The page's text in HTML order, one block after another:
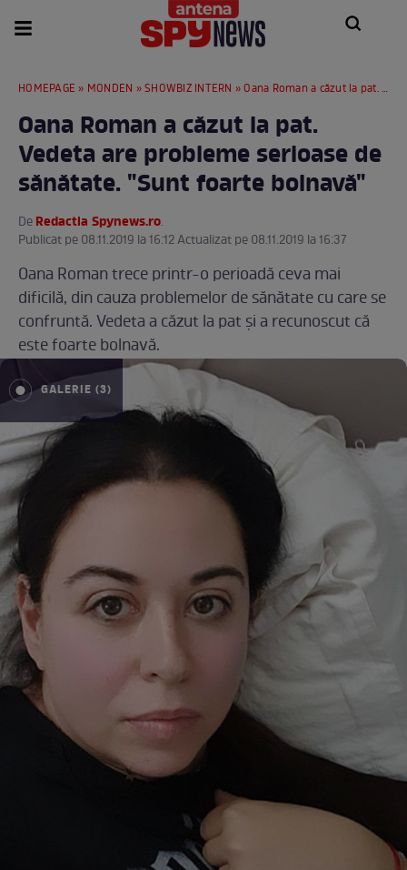
HOMEPAGE » MONDEN »SHOWBIZ INTERN » Oana Roman a căzut la pat. Vedeta are probleme serioase de sănătate. "Sunt foarte bolnavă"
Oana Roman a căzut la pat.
Vedeta are probleme serioase de
sănătate. "Sunt foarte bolnavă"
DeRedactia Spynews.ro.
Publicat pe 08.11.2019 la 16:12 Actualizat pe 08.11.2019 la 16:37
Oana Roman trece printr-o perioadă ceva mai
dificilă, din cauza problemelor de sănătate cu care se
confruntă. Vedeta a căzut la pat şi a recunoscut că
este foarte bolnavă.
GALERIE (3)